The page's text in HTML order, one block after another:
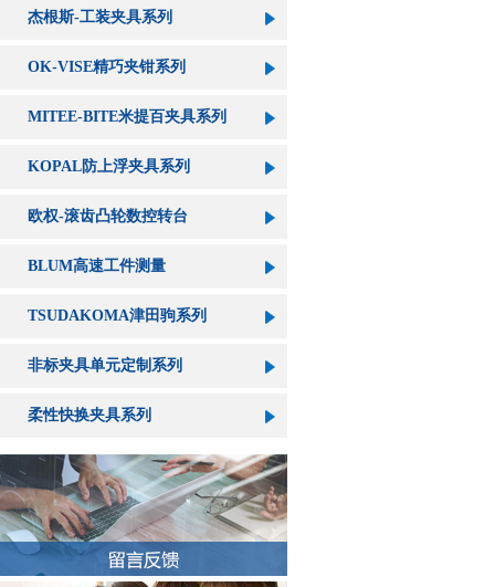
杰根斯-工装夹具系列
OK-VISE精巧夹钳系列
MITEE-BITE米提百夹具系列
KOPAL防上浮夹具系列
欧权-滚齿凸轮数控转台
BLUM高速工件测量
TSUDAKOMA津田驹系列
非标夹具单元定制系列
柔性快换夹具系列